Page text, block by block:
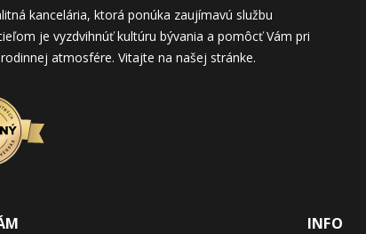
kancelária, ktorá ponúka zaujímavú službu
je vyzdvihnúť kultúru bývania a pomôcť Vám pri
atmosfére. Vitajte na našej stránke.
INFO